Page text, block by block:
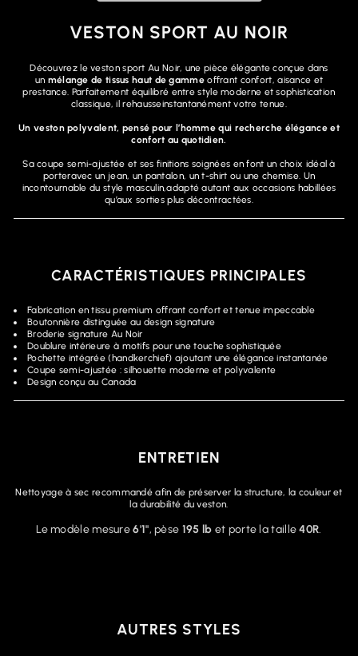
VESTON SPORT AU NOIR
Découvrez le veston sport Au Noir, une pièce élégante conçue dans
un mélange de tissus haut de gammeoffrant confort, aisance et
prestance. Parfaitement équilibré entre style moderne et sophistication
classique, il rehausseinstantanément votre tenue.
Un veston polyvalent, pensé pour l’homme qui recherche élégance et
confort au quotidien.
Sa coupe semi-ajustée et ses finitions soignées en font un choix idéal à
porteravec un jean, un pantalon, un t-shirt ou une chemise. Un
incontournable du style masculin,adapté autant aux occasions habillées
qu’aux sorties plus décontractées.
CARACTÉRISTIQUES PRINCIPALES
Fabrication en tissu premium offrant confort et tenue impeccable
Boutonnière distinguée au design signature
Broderie signature Au Noir
Doublure intérieure à motifs pour une touche sophistiquée
Pochette intégrée (handkerchief) ajoutant une élégance instantanée
Coupe semi-ajustée : silhouette moderne et polyvalente
Design conçu au Canada
ENTRETIEN
Nettoyage à sec recommandé afin de préserver la structure, la couleur et
la durabilité du veston.
Le modèle mesure6'1", pèse 195 lb et porte la taille40R.
AUTRES STYLES